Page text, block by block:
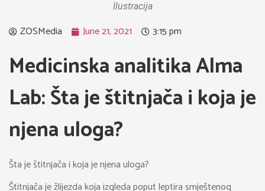
Ilustracija
ZOSMedia June 21, 2021 3:15 pm
Medicinska analitika Alma
Lab: Šta je štitnjača i koja je
njena uloga?
Šta je štitnjača i koja je njena uloga?
Štitnjača je žlijezda koja izgleda poput leptira smještenog